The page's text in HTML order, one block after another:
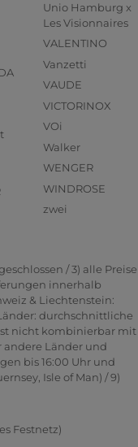
Unio Hamburg x
Les Visionnaires
VALENTINO
Vanzetti
VAUDE
VICTORINOX
VOi
Walker
WENGER
WINDROSE
zwei
/ 3) alle Preise
innerhalb
& Liechtenstein:
durchschnittliche
nicht kombinierbar mit
andere Länder und
bis 16:00 Uhr und
Isle of Man) / 9)
Festnetz)